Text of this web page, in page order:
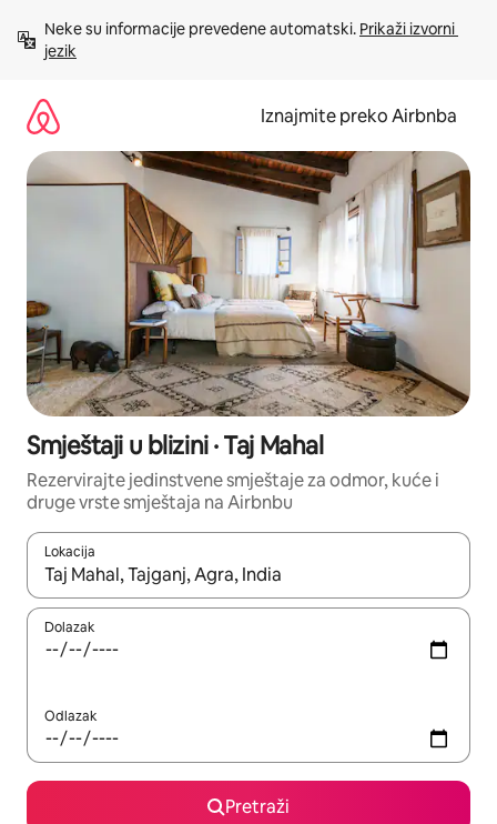
sadržaj
Neke su informacije prevedene automatski. Prikaži izvorni
jezik
Iznajmite preko Airbnba
Smještaji u blizini · Taj Mahal
Rezervirajte jedinstvene smještaje za odmor, kuće i
druge vrste smještaja na Airbnbu
Lokacija
Kada budu dostupni rezultati, moći ćete ih pregledati
Dolazak
Odlazak
Pretraži